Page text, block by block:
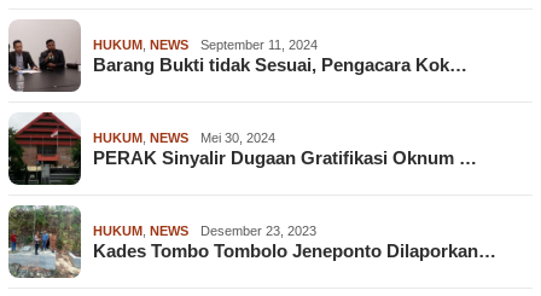
HUKUM NEWS September 11, 2024
Barang Bukti tidak Sesuai, Pengacara Kok…
HUKUM NEWS Mei 30, 2024
PERAK Sinyalir Dugaan Gratifikasi Oknum …
HUKUM NEWS Desember 23, 2023
Kades Tombo Tombolo Jeneponto Dilaporkan…